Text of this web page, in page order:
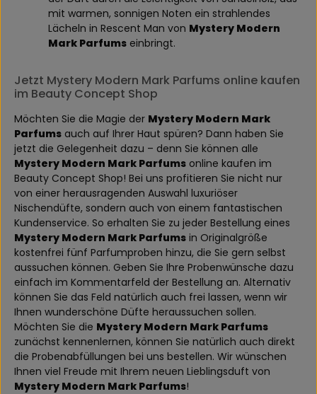
mit warmen, sonnigen Noten ein strahlendes
Lächeln in Rescent Man von Mystery Modern
Mark Parfums einbringt.
Jetzt Mystery Modern Mark Parfums online kaufen
im Beauty Concept Shop
Möchten Sie die Magie der Mystery Modern Mark
Parfums auch auf Ihrer Haut spüren? Dann haben Sie
jetzt die Gelegenheit dazu – denn Sie können alle
Mystery Modern Mark Parfums online kaufen im
Beauty Concept Shop! Bei uns profitieren Sie nicht nur
von einer herausragenden Auswahl luxuriöser
Nischendüfte, sondern auch von einem fantastischen
Kundenservice. So erhalten Sie zu jeder Bestellung eines
Mystery Modern Mark Parfums in Originalgröße
kostenfrei fünf Parfumproben hinzu, die Sie gern selbst
aussuchen können. Geben Sie Ihre Probenwünsche dazu
einfach im Kommentarfeld der Bestellung an. Alternativ
können Sie das Feld natürlich auch frei lassen, wenn wir
Ihnen wunderschöne Düfte heraussuchen sollen.
Möchten Sie die Mystery Modern Mark Parfums
zunächst kennenlernen, können Sie natürlich auch direkt
die Probenabfüllungen bei uns bestellen. Wir wünschen
Ihnen viel Freude mit Ihrem neuen Lieblingsduft von
Mystery Modern Mark Parfums!